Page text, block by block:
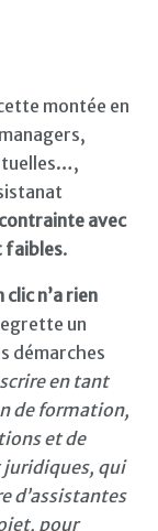
montée en
avec
faibles.
n’a rien
un
démarches
en tant
de formation,
et de
qui
d’assistantes
pour